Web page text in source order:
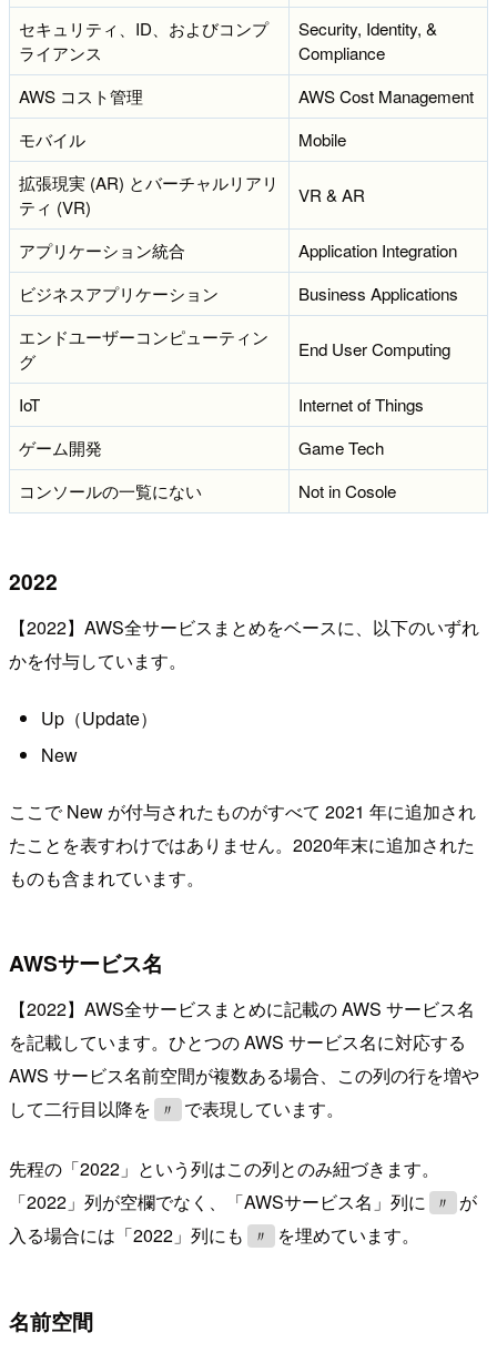
セキュリティ、ID、およびコンプ
ライアンス
Security, Identity, &
Compliance
AWS コスト管理
AWS Cost Management
モバイル
Mobile
拡張現実 (AR) とバーチャルリアリ
ティ (VR)
VR & AR
アプリケーション統合
Application Integration
ビジネスアプリケーション
Business Applications
エンドユーザーコンピューティン
グ
End User Computing
IoT
Internet of Things
ゲーム開発
Game Tech
コンソールの一覧にない
Not in Cosole
2022
【2022】AWS全サービスまとめをベースに、以下のいずれ
かを付与しています。
Up（Update）
New
ここで New が付与されたものがすべて 2021 年に追加され
たことを表すわけではありません。2020年末に追加された
ものも含まれています。
AWSサービス名
【2022】AWS全サービスまとめに記載の AWS サービス名
を記載しています。ひとつの AWS サービス名に対応する
AWS サービス名前空間が複数ある場合、この列の行を増や
して二行目以降を
〃 で表現しています。
先程の「2022」という列はこの列とのみ紐づきます。
「2022」列が空欄でなく、「AWSサービス名」列に
〃
が
入る場合には「2022」列にも
〃 を埋めています。
名前空間